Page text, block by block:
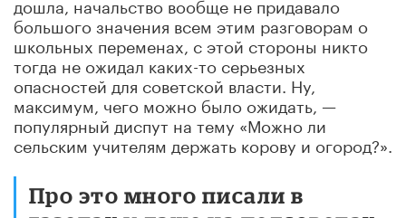
большого значения всем этим разговорам о
школьных переменах, с этой стороны никто
тогда не ожидал каких-то серьезных
опасностей для советской власти. Ну,
максимум, чего можно было ожидать, —
популярный диспут на тему «Можно ли
сельским учителям держать корову и огород?».
Про это много писали в